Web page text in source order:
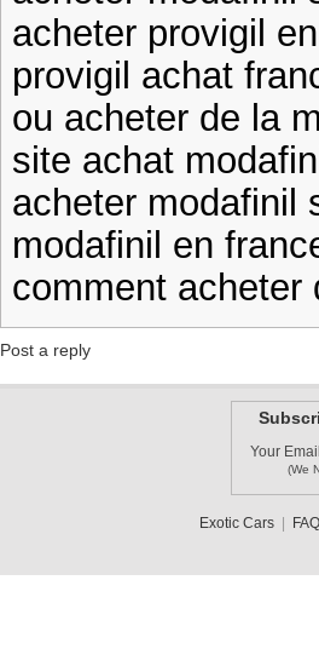
acheter provigil
provigil achat
ou acheter de la
site achat
acheter modafinil
modafinil en
comment acheter
Post a reply
Your
(We
Exotic Cars| FAQ